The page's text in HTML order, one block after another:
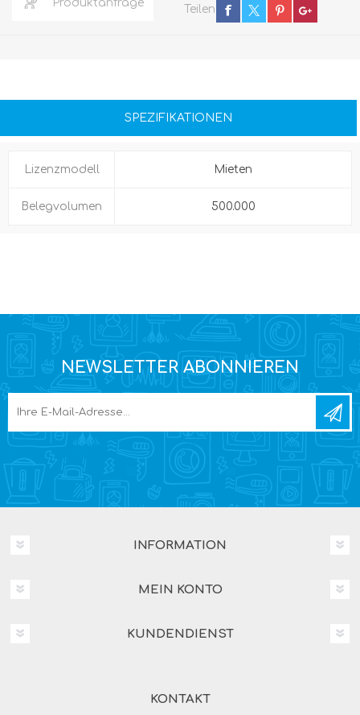
Produktanfrage
Teilen
SPEZIFIKATIONEN
Lizenzmodell Mieten
Belegvolumen 500.000
NEWSLETTER ABONNIEREN
INFORMATION
MEIN KONTO
KUNDENDIENST
KONTAKT